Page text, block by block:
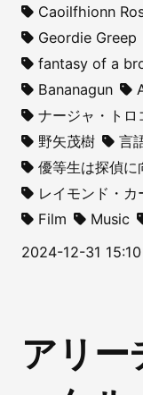
Caoilfhionn
Geordie Greep
fantasy of a
Bananagun
ナージャ・トロ
野矢茂樹
言
優等生は探偵に
レイモンド・カ
Film
Music
2024-12-31 15:10
アリー